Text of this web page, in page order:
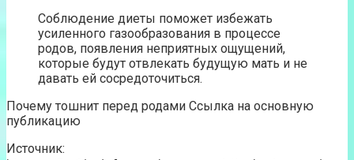
Соблюдение диеты поможет избежать
усиленного газообразования в процессе
родов, появления неприятных ощущений,
которые будут отвлекать будущую мать и не
давать ей сосредоточиться.
Почему тошнит перед родами Ссылка на основную
публикацию
Источник: